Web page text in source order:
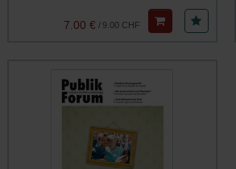
9.00 CHF
/
7.00 €